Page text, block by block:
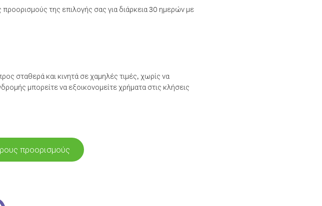
της επιλογής σας για διάρκεια 30 ημερών με
σταθερά και κινητά σε χαμηλές τιμές, χωρίς να
μπορείτε να εξοικονομείτε χρήματα στις κλήσεις
προορισμούς